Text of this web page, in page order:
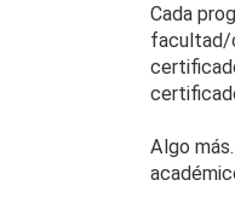
Cada
facultad/
Algo